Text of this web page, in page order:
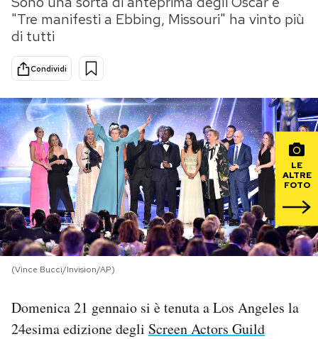
Internet
Scienza
Cultura
Economia
Sport
Ok Boomer!
Mondiali calcio 2026
PODCAST
NEWSLETTER
I MIEI PREFERITI
SHOP
"Tre manifesti a Ebbing, Missouri" ha vinto più
di tutti
Condividi
LE
ALTRE
FOTO
(Vince Bucci/Invision/AP)
Domenica 21 gennaio si è tenuta a Los Angeles la
24esima edizione degli Screen Actors Guild